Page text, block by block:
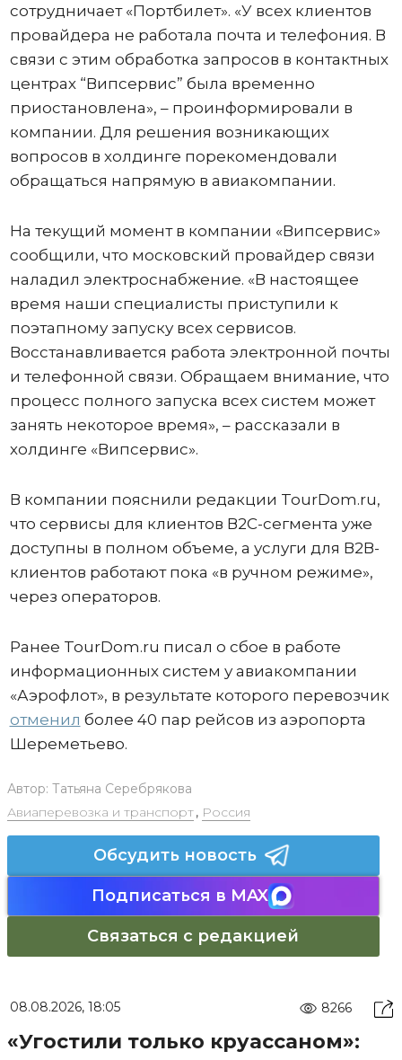
сотрудничает «Портбилет». «У всех клиентов
провайдера не работала почта и телефония. В
связи с этим обработка запросов в контактных
центрах “Випсервис” была временно
приостановлена», – проинформировали в
компании. Для решения возникающих
вопросов в холдинге порекомендовали
обращаться напрямую в авиакомпании.
На текущий момент в компании «Випсервис»
сообщили, что московский провайдер связи
наладил электроснабжение. «В настоящее
время наши специалисты приступили к
поэтапному запуску всех сервисов.
Восстанавливается работа электронной почты
и телефонной связи. Обращаем внимание, что
процесс полного запуска всех систем может
занять некоторое время», – рассказали в
холдинге «Випсервис».
В компании пояснили редакции TourDom.ru,
что сервисы для клиентов В2С-сегмента уже
доступны в полном объеме, а услуги для В2В-
клиентов работают пока «в ручном режиме»,
через операторов.
Ранее TourDom.ru писал о сбое в работе
информационных систем у авиакомпании
«Аэрофлот», в результате которого перевозчик
отменил более 40 пар рейсов из аэропорта
Шереметьево.
Автор: Татьяна Серебрякова
Авиаперевозка и транспорт, Россия
Обсудить новость
Подписаться в MAX
Связаться с редакцией
08.08.2026, 18:05 8266
«Угостили только круассаном»: